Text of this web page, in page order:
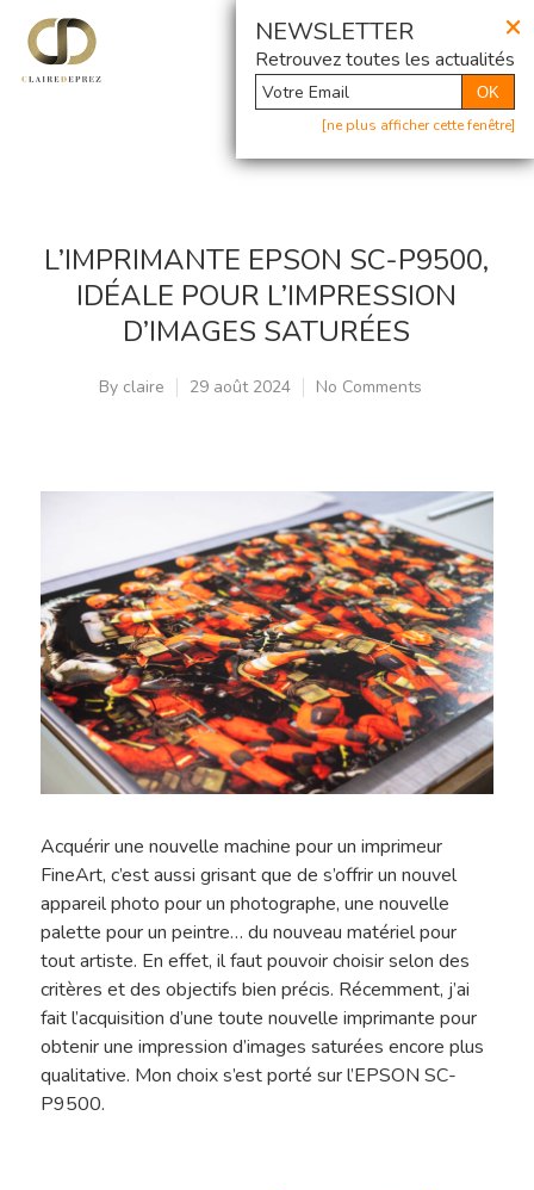
×
NEWSLETTER
Retrouvez toutes les actualités
OK
[ne plus afficher cette fenêtre]
@ Newsletter
L’IMPRIMANTE EPSON SC-P9500,
IDÉALE POUR L’IMPRESSION
D’IMAGES SATURÉES
By claire 29 août 2024 No Comments
Acquérir une nouvelle machine pour un imprimeur
FineArt, c’est aussi grisant que de s’offrir un nouvel
appareil photo pour un photographe, une nouvelle
palette pour un peintre… du nouveau matériel pour
tout artiste. En effet, il faut pouvoir choisir selon des
critères et des objectifs bien précis. Récemment, j’ai
fait l’acquisition d’une toute nouvelle imprimante pour
obtenir une impression d’images saturées encore plus
qualitative. Mon choix s’est porté sur l’EPSON SC-
P9500.